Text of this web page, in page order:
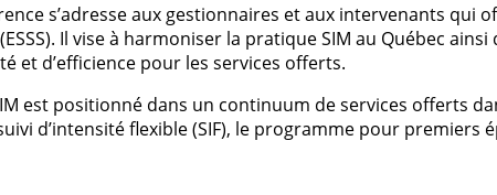
s’adresse aux gestionnaires et aux intervenants qui
Il vise à harmoniser la pratique SIM au Québec
et d’efficience pour les services offerts.
est positionné dans un continuum de services offerts
d’intensité flexible (SIF), le programme pour premiers